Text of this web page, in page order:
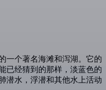
一个著名海滩和泻湖。它的
已经猜到的那样，淡蓝色的
潜水，浮潜和其他水上活动